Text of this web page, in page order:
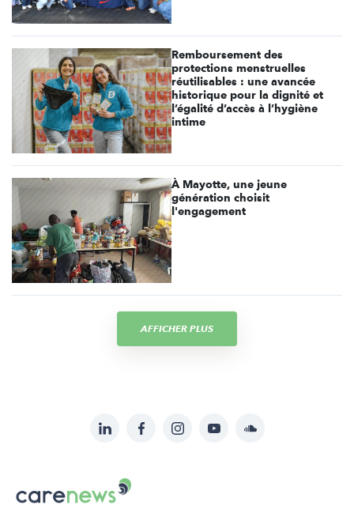
Remboursement des
protections menstruelles
réutilisables : une avancée
historique pour la dignité et
l’égalité d’accès à l’hygiène
intime
À Mayotte, une jeune
génération choisit
l'engagement
AFFICHER PLUS
sur:
LinkedInFacebookInstagramYouTubeSoundcloud
Carenews,
Le